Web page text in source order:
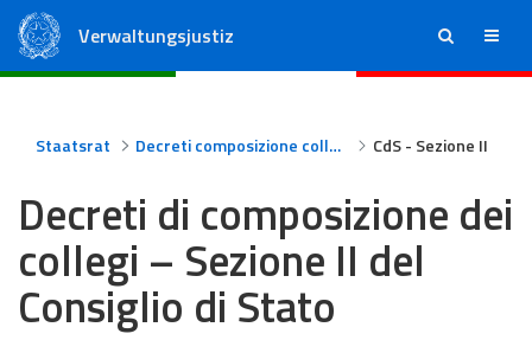
Verwaltungsjustiz ricerca menu
Staatsrat Decreti composizione collegi Consiglio di Stato CdS - Sezione II
Decreti di composizione dei
collegi – Sezione II del
Consiglio di Stato